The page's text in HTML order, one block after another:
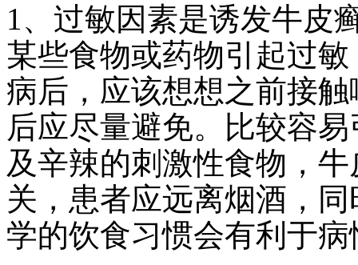
1、过敏因素是诱发牛皮
某些食物或药物引起过
病后，应该想想之前接
后应尽量避免。比较容
及辛辣的刺激性食物，
关，患者应远离烟酒，
学的饮食习惯会有利于